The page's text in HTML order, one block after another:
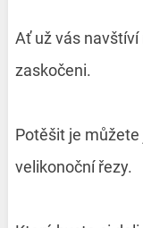
Ať už vás
zaskočeni.
Potěšit je
velikonoční řezy.